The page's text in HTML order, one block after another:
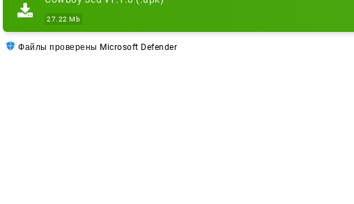
27.22 Mb
Файлы проверены Microsoft Defender